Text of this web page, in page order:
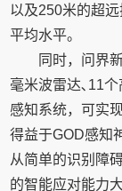
以及250米的超
平均水平。
同时，问界
毫米波雷达､11
感知系统，可实
得益于GOD感知
从简单的识别障
的智能应对能力